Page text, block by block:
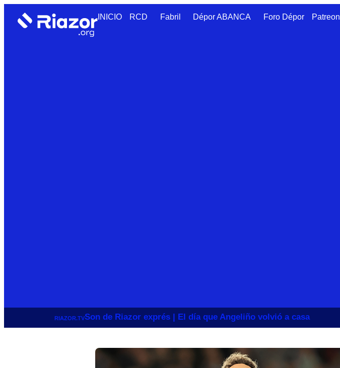
INICIO RCD Fabril Dépor ABANCA Foro Dépor Patreon
RIAZOR.TVSon de Riazor exprés | El día que Angeliño volvió a casa